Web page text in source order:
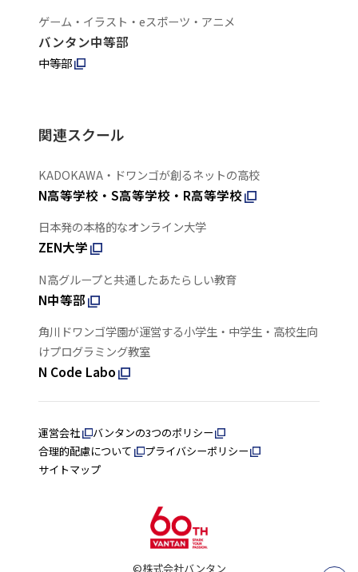
ゲーム・イラスト・eスポーツ・アニメ
バンタン中等部
中等部
関連スクール
KADOKAWA・ドワンゴが創るネットの高校
N高等学校・S高等学校・R高等学校
日本発の本格的なオンライン大学
ZEN大学
N高グループと共通したあたらしい教育
N中等部
角川ドワンゴ学園が運営する小学生・中学生・高校生向
けプログラミング教室
N Code Labo
運営会社
バンタンの3つのポリシー
合理的配慮について
プライバシーポリシー
サイトマップ
©株式会社バンタン